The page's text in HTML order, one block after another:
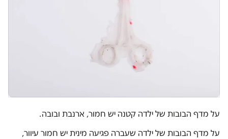
על מדף הבובות של ילדה קטנה יש חמור, ארנבת ובובה.
על מדף הבובות של ילדה שעברה פגיעה מינית יש חמור עיוור,